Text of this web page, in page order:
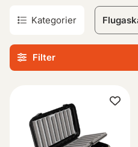
Kategorier
Filter